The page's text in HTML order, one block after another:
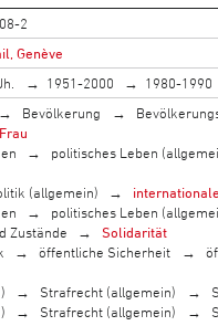
2
Genève
1951-2000 1980-1990
Bevölkerung
politisches Leben
(allgemein)
politisches Leben
Zustände
Solidarität
öffentliche Sicherheit
Strafrecht (allgemein)
Strafrecht (allgemein)